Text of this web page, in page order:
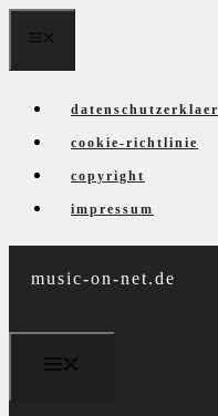
cookie-richtlinie
copyright
impressum
music-on-net.de